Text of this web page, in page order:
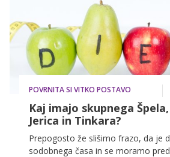
grškem otoku Santorini. Tokrat so
športa Ajdo Sitar in osebnim
Simčičem preživeli dan na Bledu in
POVRNITA SI VITKO POSTAVO
Kaj imajo skupnega
Jerica in Tinkara?
Prepogosto že slišimo frazo, da je
sodobnega časa in se moramo